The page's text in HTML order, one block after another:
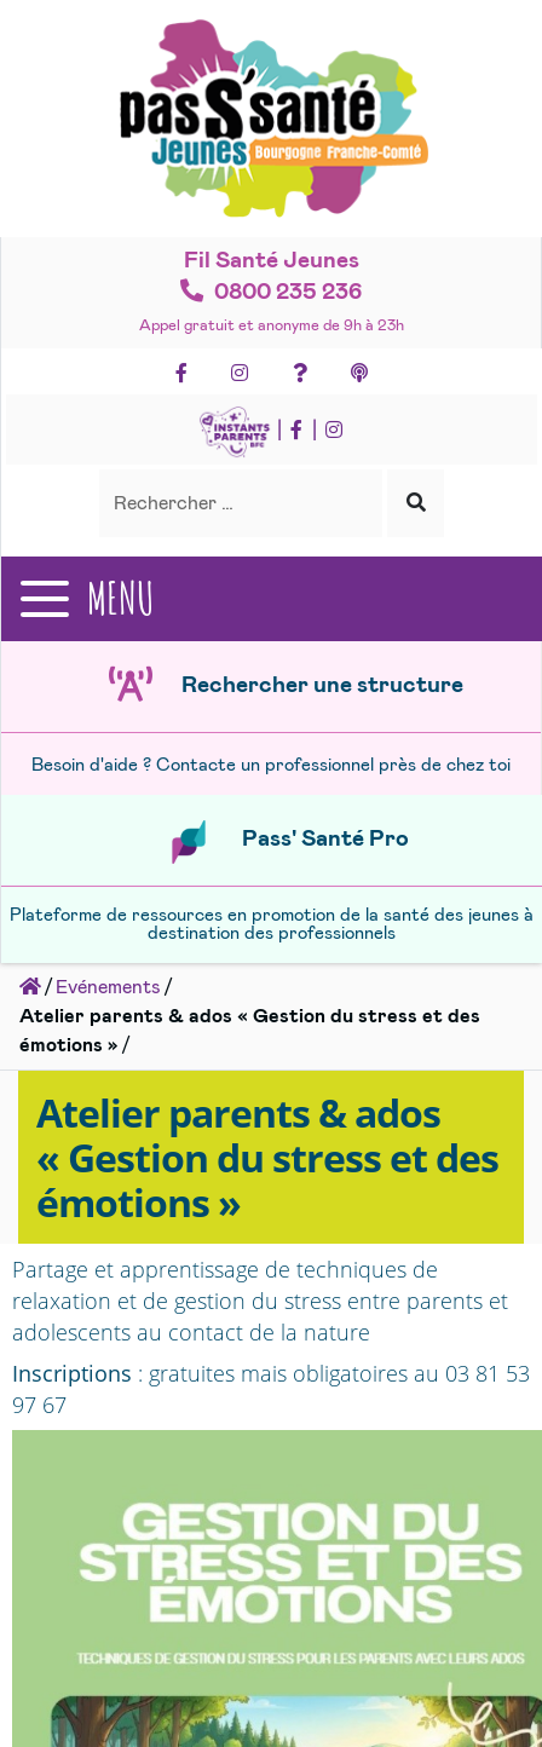
Fil Santé Jeunes
0800 235 236
Appel gratuit et anonyme de 9h à 23h
FacebookInstagramFoire aux questions
Lancer
recherche
MENU
Rechercher une structure
Besoin d'aide ? Contacte un professionnel près de chez toi
Pass' Santé Pro
Plateforme de ressources en promotion de la santé des jeunes à
destination des professionnels
Accueil
Evénements
Atelier parents & ados « Gestion du stress et des
émotions »
Atelier parents & ados
« Gestion du stress et des
émotions »
Partage et apprentissage de techniques de
relaxation et de gestion du stress entre parents et
adolescents au contact de la nature
Inscriptions : gratuites mais obligatoires au 03 81 53
97 67